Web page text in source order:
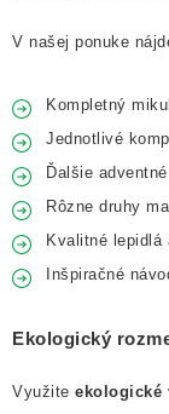
V našej ponuke
Kompletný
Jednotlivé
Ďalšie
Rôzne druhy
Kvalitné lepidlá
Inšpiračné
Ekologický
Využite ekologické